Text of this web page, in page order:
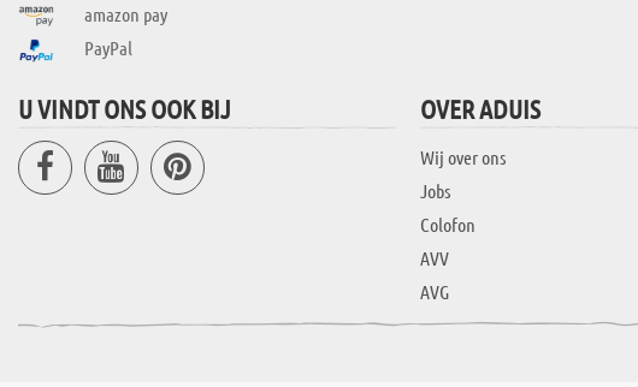
amazon pay
PayPal
U VINDT ONS OOK BIJ OVER ADUIS
Wij over ons
Jobs
Colofon
AVV
AVG